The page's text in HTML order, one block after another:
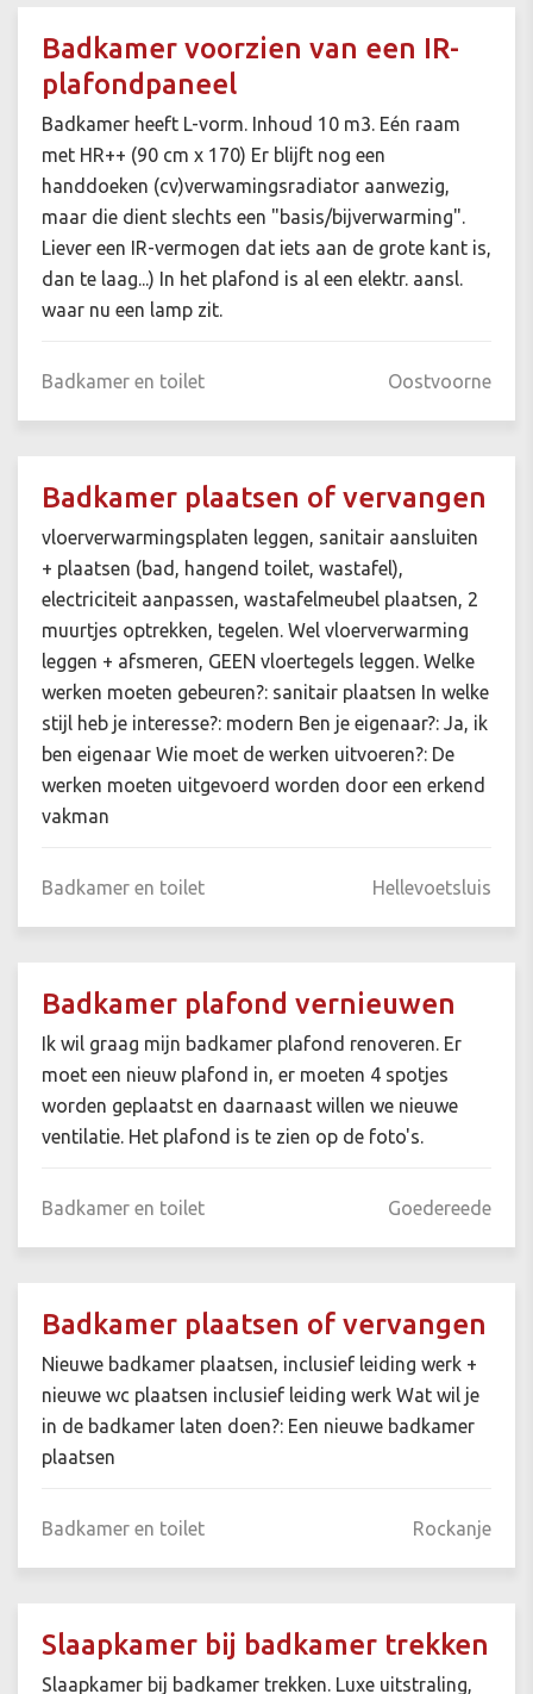
Badkamer voorzien van een IR-
plafondpaneel
Badkamer heeft L-vorm. Inhoud 10 m3. Eén raam
met HR++ (90 cm x 170) Er blijft nog een
handdoeken (cv)verwamingsradiator aanwezig,
maar die dient slechts een "basis/bijverwarming".
Liever een IR-vermogen dat iets aan de grote kant is,
dan te laag...) In het plafond is al een elektr. aansl.
waar nu een lamp zit.
Badkamer en toilet Oostvoorne
Badkamer plaatsen of vervangen
vloerverwarmingsplaten leggen, sanitair aansluiten
+ plaatsen (bad, hangend toilet, wastafel),
electriciteit aanpassen, wastafelmeubel plaatsen, 2
muurtjes optrekken, tegelen. Wel vloerverwarming
leggen + afsmeren, GEEN vloertegels leggen. Welke
werken moeten gebeuren?: sanitair plaatsen In welke
stijl heb je interesse?: modern Ben je eigenaar?: Ja, ik
ben eigenaar Wie moet de werken uitvoeren?: De
werken moeten uitgevoerd worden door een erkend
vakman
Badkamer en toilet Hellevoetsluis
Badkamer plafond vernieuwen
Ik wil graag mijn badkamer plafond renoveren. Er
moet een nieuw plafond in, er moeten 4 spotjes
worden geplaatst en daarnaast willen we nieuwe
ventilatie. Het plafond is te zien op de foto's.
Badkamer en toilet Goedereede
Badkamer plaatsen of vervangen
Nieuwe badkamer plaatsen, inclusief leiding werk +
nieuwe wc plaatsen inclusief leiding werk Wat wil je
in de badkamer laten doen?: Een nieuwe badkamer
plaatsen
Badkamer en toilet Rockanje
Slaapkamer bij badkamer trekken
Slaapkamer bij badkamer trekken. Luxe uitstraling,